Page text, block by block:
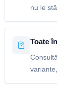
nu le
Toate